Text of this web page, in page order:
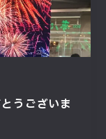
うございま